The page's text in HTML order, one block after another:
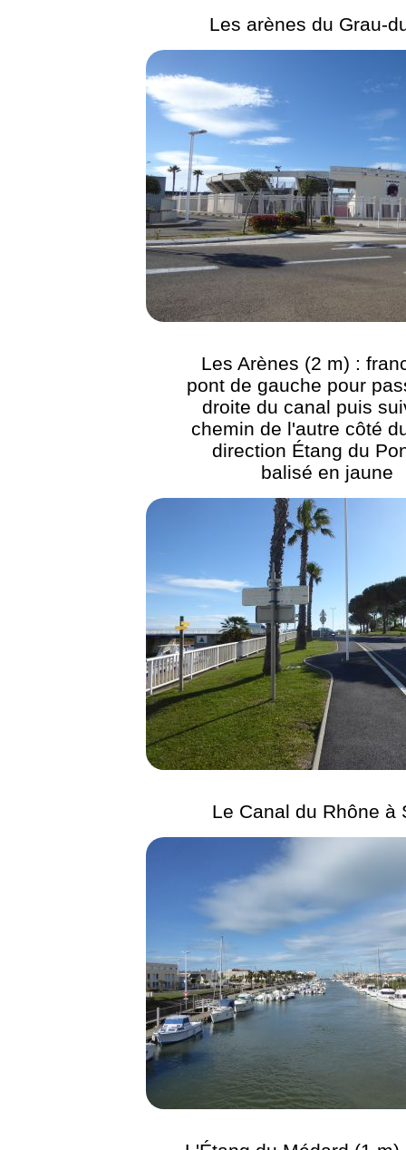
Les arènes du Grau-
Les Arènes (2 m) :
pont de gauche pour
droite du canal puis
chemin de l'autre côté
direction Étang du
balisé en jaune
Le Canal du Rhône à